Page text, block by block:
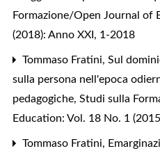
Formazione/Open Journal of
(2018): Anno XXI, 1-2018
Tommaso Fratini, Sul
sulla persona nell'epoca
pedagogiche, Studi sulla
Education: Vol. 18 No. 1
Tommaso Fratini,